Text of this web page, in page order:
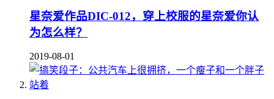
星奈爱作品DIC-012，穿上校服的星奈爱你认
为怎么样？
2019-08-01